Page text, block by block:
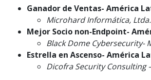
Ganador de Ventas- América
Microhard Informática,
Mejor Socio non-Endpoint-
Black Dome Cybersecurity-
Estrella en Ascenso- América
Dicofra Security Consulting